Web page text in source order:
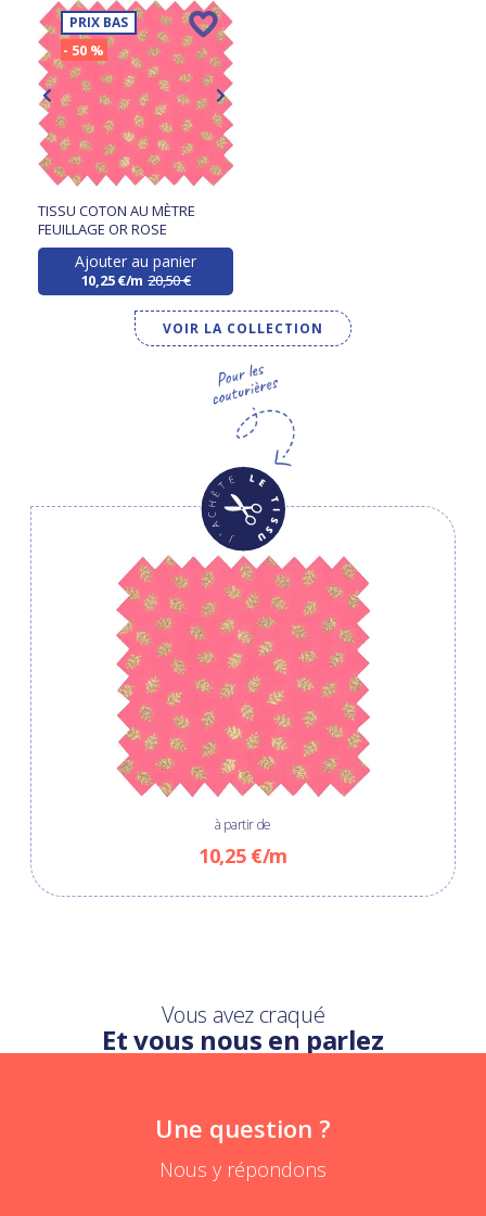
PRIX BAS
- 50 %
TISSU COTON AU MÈTRE
FEUILLAGE OR ROSE
Ajouter au panier
10,25 €/m 20,50 €
VOIR LA COLLECTION
à partir de
10,25 €/m
Vous avez craqué
Et vous nous en parlez
Une question ?
Nous y répondons